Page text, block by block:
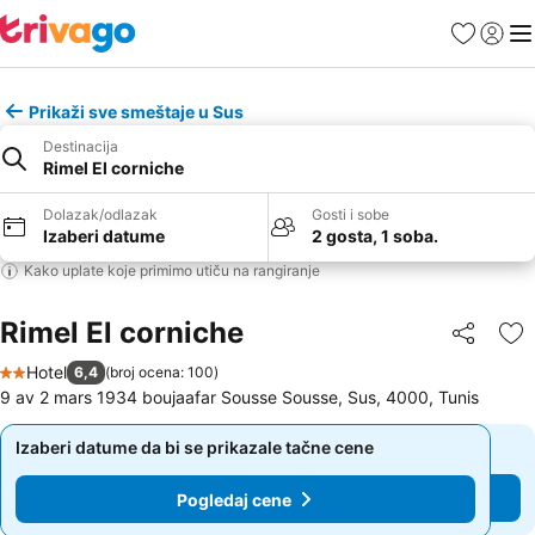
FavoritiPrijavi
Prikaži sve smeštaje u Sus
Destinacija
Rimel El corniche
Dolazak/odlazak
Izaberi datume
Gosti i sobe
2 gosta, 1 soba.
Kako uplate koje primimo utiču na rangiranje
Rimel El corniche Deli
2 Zvezdice
Hotel 6,4 (broj ocena: 100)
9 av 2 mars 1934 boujaafar Sousse Sousse, Sus, 4000, Tunis
Izaberi datume da bi se prikazale tačne cene
Pogledaj cene
Izaberi datume da bi se prikazale tačne cene
Pogledaj cene